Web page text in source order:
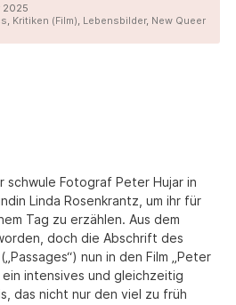
2025
, Kritiken (Film), Lebensbilder, New Queer
schwule Fotograf Peter Hujar in
Linda Rosenkrantz, um ihr für
Tag zu erzählen. Aus dem
doch die Abschrift des
nun in den Film „Peter
intensives und gleichzeitig
das nicht nur den viel zu früh